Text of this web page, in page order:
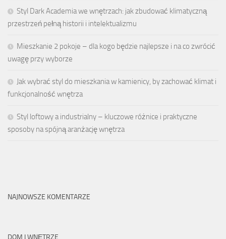
Styl Dark Academia we wnętrzach: jak zbudować klimatyczną
przestrzeń pełną historii i intelektualizmu
Mieszkanie 2 pokoje – dla kogo będzie najlepsze i na co zwrócić
uwagę przy wyborze
Jak wybrać styl do mieszkania w kamienicy, by zachować klimat i
funkcjonalność wnętrza
Styl loftowy a industrialny – kluczowe różnice i praktyczne
sposoby na spójną aranżację wnętrza
NAJNOWSZE KOMENTARZE
DOM I WNĘTRZE